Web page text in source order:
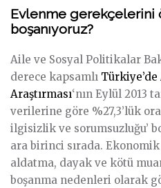
Evlenme gerekçelerini
boşanıyoruz?
Aile ve Sosyal Politikalar
derece kapsamlı Türkiye’de
Araştırması‘nın Eylül 2013
verilerine göre %27,3’lük
ilgisizlik ve sorumsuzluğu’
ara birinci sırada.
aldatma, dayak ve kötü
boşanma nedenleri olarak